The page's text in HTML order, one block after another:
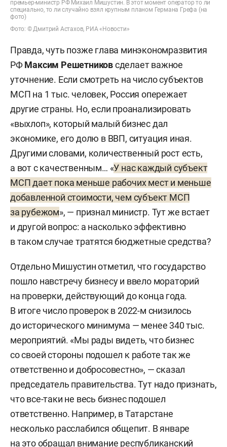
премьер-министр РФ Михаил Мишустин. В этот момент оператор то ли
специально, то ли случайно взял крупным планом Германа Грефа (на
фото)
Фото: © Дмитрий Астахов, РИА «Новости»
Правда, чуть позже глава минэкономразвития
РФМаксим Решетниковсделает важное
уточнение. Если смотреть на число субъектов
МСП на 1 тыс. человек, Россия опережает
другие страны. Но, если проанализировать
«выхлоп», который малый бизнес дал
экономике, его долю в ВВП, ситуация иная.
Другими словами, количественный рост есть,
а вот с качественным… «У нас каждый субъект
МСП дает пока меньше рабочих мест и меньше
добавленной стоимости, чем субъект МСП
за рубежом», — признал министр. Тут же встает
и другой вопрос: а насколько эффективно
в таком случае тратятся бюджетные средства?
Отдельно Мишустин отметил, что государство
пошло навстречу бизнесу и ввело мораторий
на проверки, действующий до конца года.
В итоге число проверок в 2022-м снизилось
до исторического минимума — менее 340 тыс.
мероприятий. «Мы рады видеть, что бизнес
со своей стороны подошел к работе так же
ответственно и добросовестно», — сказал
председатель правительства. Тут надо признать,
что все-таки не весь бизнес подошел
ответственно. Например, в Татарстане
несколько расслабился общепит. В январе
на этообращал внимание республиканский